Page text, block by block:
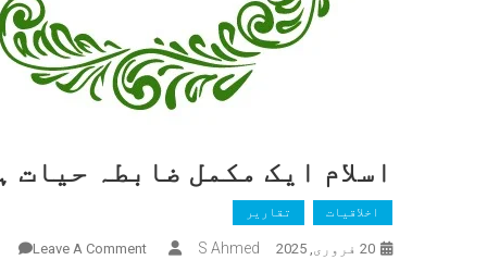
اسلام ایک مکمل ضابطہ حیات
اخلاقیات تقاریر
20 فروری, 2025 S Ahmed
Leave A Comment